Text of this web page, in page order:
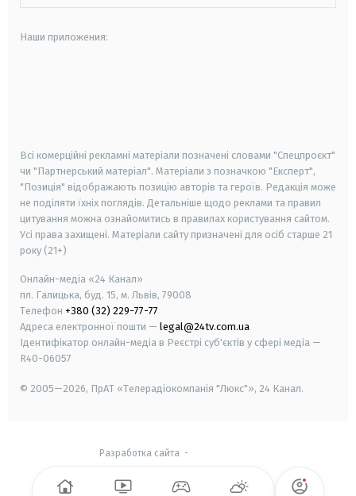
Наши приложения:
Всі комерційні рекламні матеріали позначені словами "Спецпроєкт"
чи "Партнерський матеріал". Матеріали з позначкою "Експерт",
"Позиція" відображають позицію авторів та героїв. Редакція може
не поділяти їхніх поглядів. Детальніше щодо реклами та правил
цитування можна ознайомитись в правилах користування сайтом.
Усі права захищені. Матеріали сайту призначені для осіб старше 21
року (21+)
Онлайн-медіа «24 Канал»
пл. Галицька, буд. 15, м. Львів, 79008
Телефон +380 (32) 229-77-77
Адреса електронної пошти — legal@24tv.com.ua
Ідентифікатор онлайн-медіа в Реєстрі суб'єктів у сфері медіа —
R40-06057
© 2005—2026, ПрАТ «Телерадіокомпанія "Люкс"», 24 Канал.
Разработка сайта -